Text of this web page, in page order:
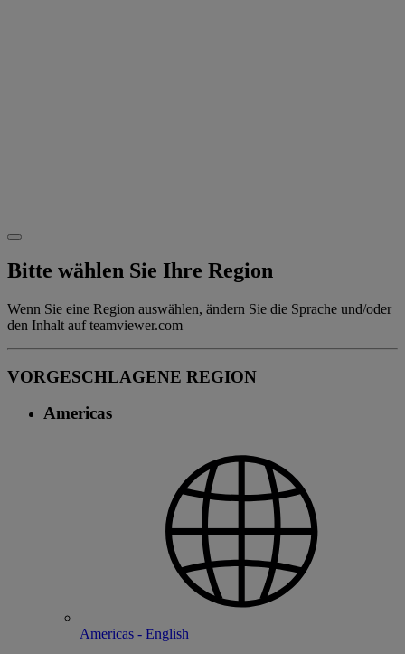
Bitte wählen Sie Ihre Region
Wenn Sie eine Region auswählen, ändern Sie die Sprache und/oder
den Inhalt auf teamviewer.com
VORGESCHLAGENE REGION
Americas
Americas - English